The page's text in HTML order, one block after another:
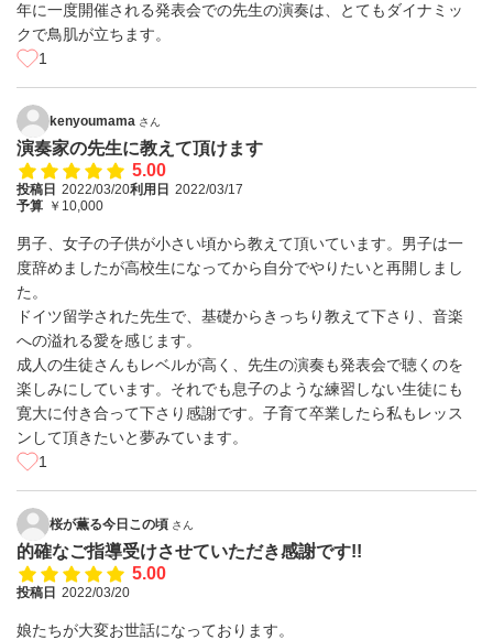
年に一度開催される発表会での先生の演奏は、とてもダイナミッ
クで鳥肌が立ちます。
1
kenyoumama さん
演奏家の先生に教えて頂けます
5.00
投稿日 2022/03/20利用日 2022/03/17
予算 ￥10,000
男子、女子の子供が小さい頃から教えて頂いています。男子は一
度辞めましたが高校生になってから自分でやりたいと再開しまし
た。
ドイツ留学された先生で、基礎からきっちり教えて下さり、音楽
への溢れる愛を感じます。
成人の生徒さんもレベルが高く、先生の演奏も発表会で聴くのを
楽しみにしています。それでも息子のような練習しない生徒にも
寛大に付き合って下さり感謝です。子育て卒業したら私もレッス
ンして頂きたいと夢みています。
1
桜が薫る今日この頃 さん
的確なご指導受けさせていただき感謝です!!
5.00
投稿日 2022/03/20
娘たちが大変お世話になっております。